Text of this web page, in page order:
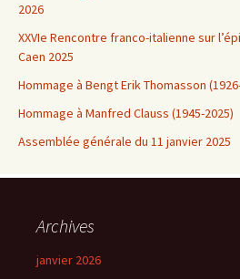
2026
XXVIe Rencontre franco-italienne sur
Caen 2025
Hommage à Bengt Erik Thomasson
Hommage à Manfred Clauss (1945-2025)
Assemblée générale du 11 janvier 2025
Archives
janvier 2026